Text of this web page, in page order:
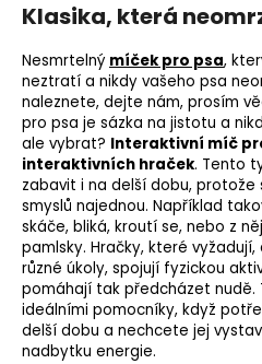
Klasika, která
Nesmrtelný míček pro psa,
neztratí a nikdy vašeho psa
naleznete, dejte nám, prosím
pro psa je sázka na jistotu a
ale vybrat? Interaktivní míč
interaktivních hraček. Tento
zabavit i na delší dobu, protože
smyslů najednou. Například
skáče, bliká, kroutí se, nebo z
pamlsky. Hračky, které
různé úkoly, spojují fyzickou
pomáhají tak předcházet nudě.
ideálními pomocníky, když
delší dobu a nechcete jej
nadbytku energie.